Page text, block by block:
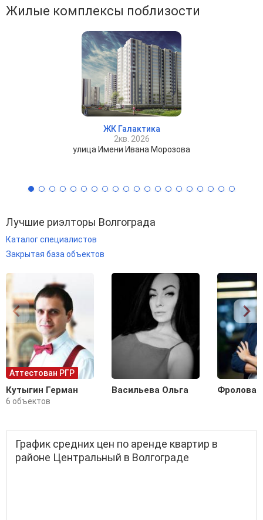
Жилые комплексы поблизости
ЖК Галактика
2кв. 2026
улица Имени Ивана Морозова
Лучшие риэлторы Волгограда
Каталог специалистов
Закрытая база объектов
Аттестован РГР
Кутыгин Герман
6 объектов
Васильева Ольга Фролова
График средних цен по аренде квартир в
районе Центральный в Волгограде